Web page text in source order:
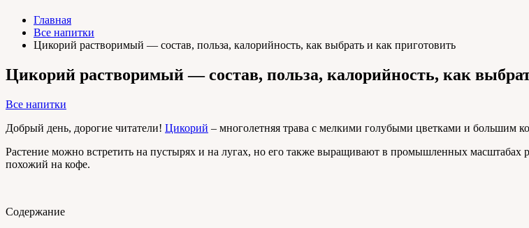
Главная
Все напитки
Цикорий растворимый — состав, польза, калорийность, как выбрать и как приготовить
Цикорий растворимый — состав, польза, калорийность, как
Все напитки
Добрый день, дорогие читатели! Цикорий – многолетняя трава с мелкими голубыми цветками и большим
Растение можно встретить на пустырях и на лугах, но его также выращивают в промышленных масштабах
похожий на кофе.
Содержание